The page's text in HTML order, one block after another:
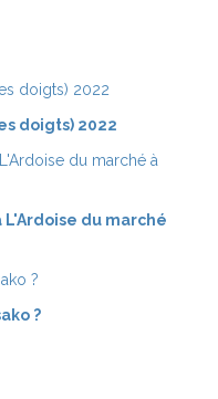
doigts) 2022
du marché
?